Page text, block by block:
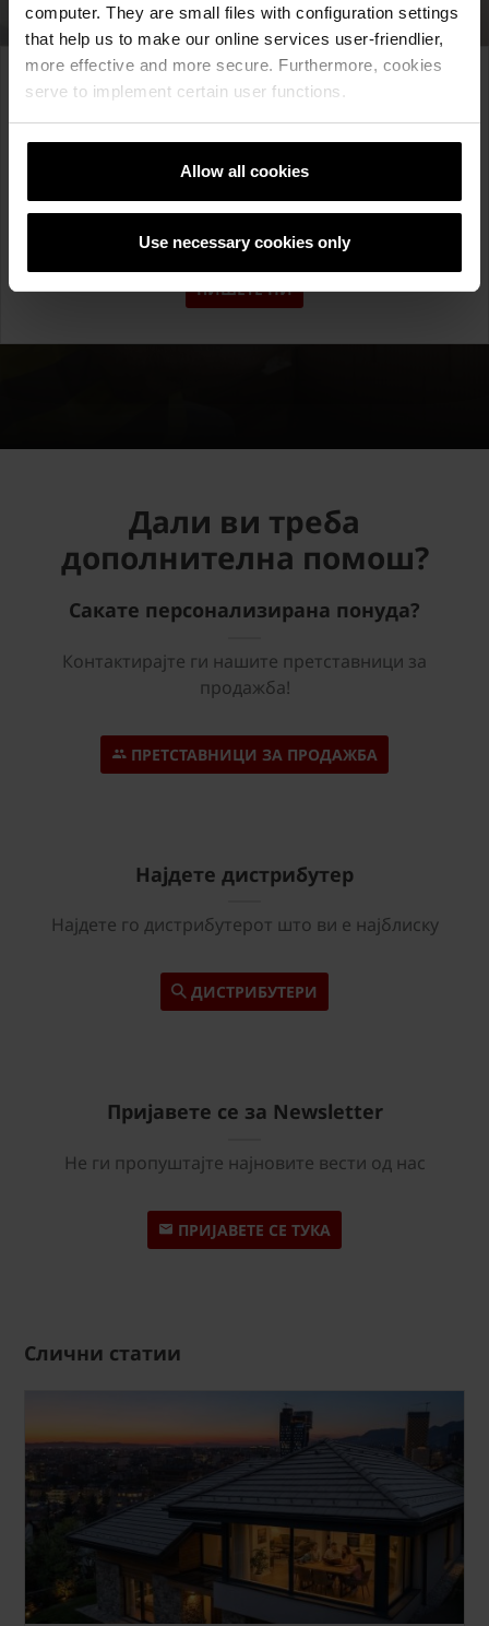
computer. They are small files with configuration settings
that help us to make our online services user-friendlier,
more effective and more secure. Furthermore, cookies
serve to implement certain user functions.
Allow all cookies
Use necessary cookies only
Имате ли прашања за
нас или за нашите
производи?
ПИШЕТЕ НИ
Дали ви треба
дополнителна помош?
Сакате персонализирана понуда?
Контактирајте ги нашите претставници за
продажба!
ПРЕТСТАВНИЦИ ЗА ПРОДАЖБА
Најдете дистрибутер
Најдете го дистрибутерот што ви е најблиску
ДИСТРИБУТЕРИ
Пријавете се за Newsletter
Не ги пропуштајте најновите вести од нас
ПРИЈАВЕТЕ СЕ ТУКА
Слични статии